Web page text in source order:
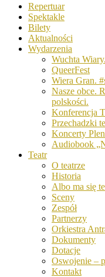
Repertuar
Spektakle
Bilety
Aktualności
Wydarzenia
Wuchta
QueerFest
Wiera Gran.
Nasze obce.
polskości.
Konferencja
Przechadzki
Koncerty
Audiobook
Teatr
O teatrze
Historia
Albo ma się
Sceny
Zespół
Partnerzy
Orkiestra
Dokumenty
Dotacje
Oswojenie –
Kontakt